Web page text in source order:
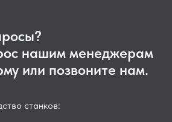
нашим менеджерам
или позвоните нам.
станков: